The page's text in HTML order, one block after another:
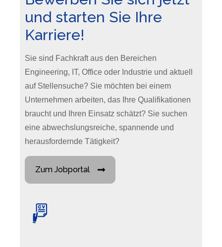
und starten Sie Ihre
Karriere!
Sie sind Fachkraft aus den Bereichen
Engineering, IT, Office oder Industrie und aktuell
auf Stellensuche? Sie möchten bei einem
Unternehmen arbeiten, das Ihre Qualifikationen
braucht und Ihren Einsatz schätzt? Sie suchen
eine abwechslungsreiche, spannende und
herausfordernde Tätigkeit?
Zum Jobportal